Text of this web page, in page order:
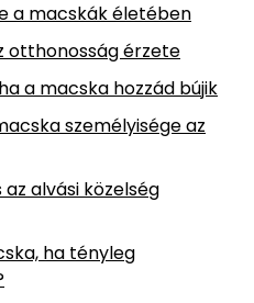
a macskák életében
otthonosság érzete
a macska hozzád bújik
személyisége az
alvási közelség
ha tényleg